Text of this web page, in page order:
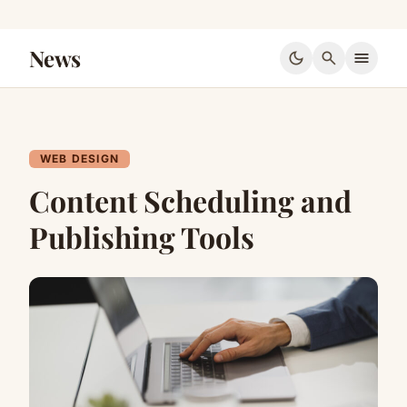
News dark_mode search menu
WEB DESIGN
Content Scheduling and
Publishing Tools